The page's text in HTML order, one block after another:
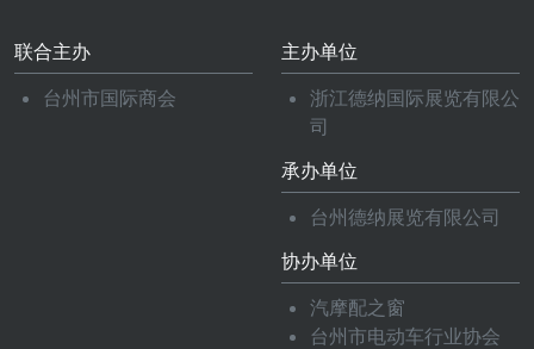
联合主办
台州市国际商会
主办单位
浙江德纳国际展览有限公
司
承办单位
台州德纳展览有限公司
协办单位
汽摩配之窗
台州市电动车行业协会